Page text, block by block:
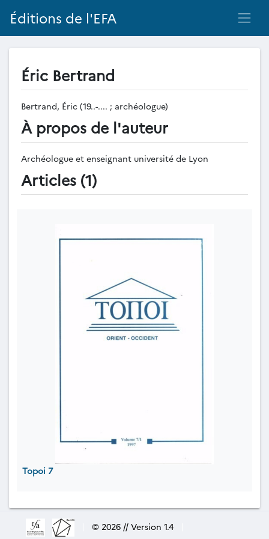
Éditions de l'EFA
Éric Bertrand
Bertrand, Éric (19..-.... ; archéologue)
À propos de l'auteur
Archéologue et enseignant université de Lyon
Articles (1)
Topoi 7
© 2026 // Version 1.4